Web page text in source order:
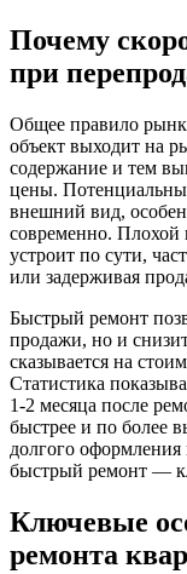
Почему
при
Общее правило
объект выходит на
содержание и тем
цены.
внешний вид,
современно. Плохой
устроит по сути,
или задерживая
Быстрый ремонт
продажи, но и
сказывается на
Статистика
1-2 месяца после
быстрее и по более
долгого
быстрый ремонт —
Ключевые
ремонта